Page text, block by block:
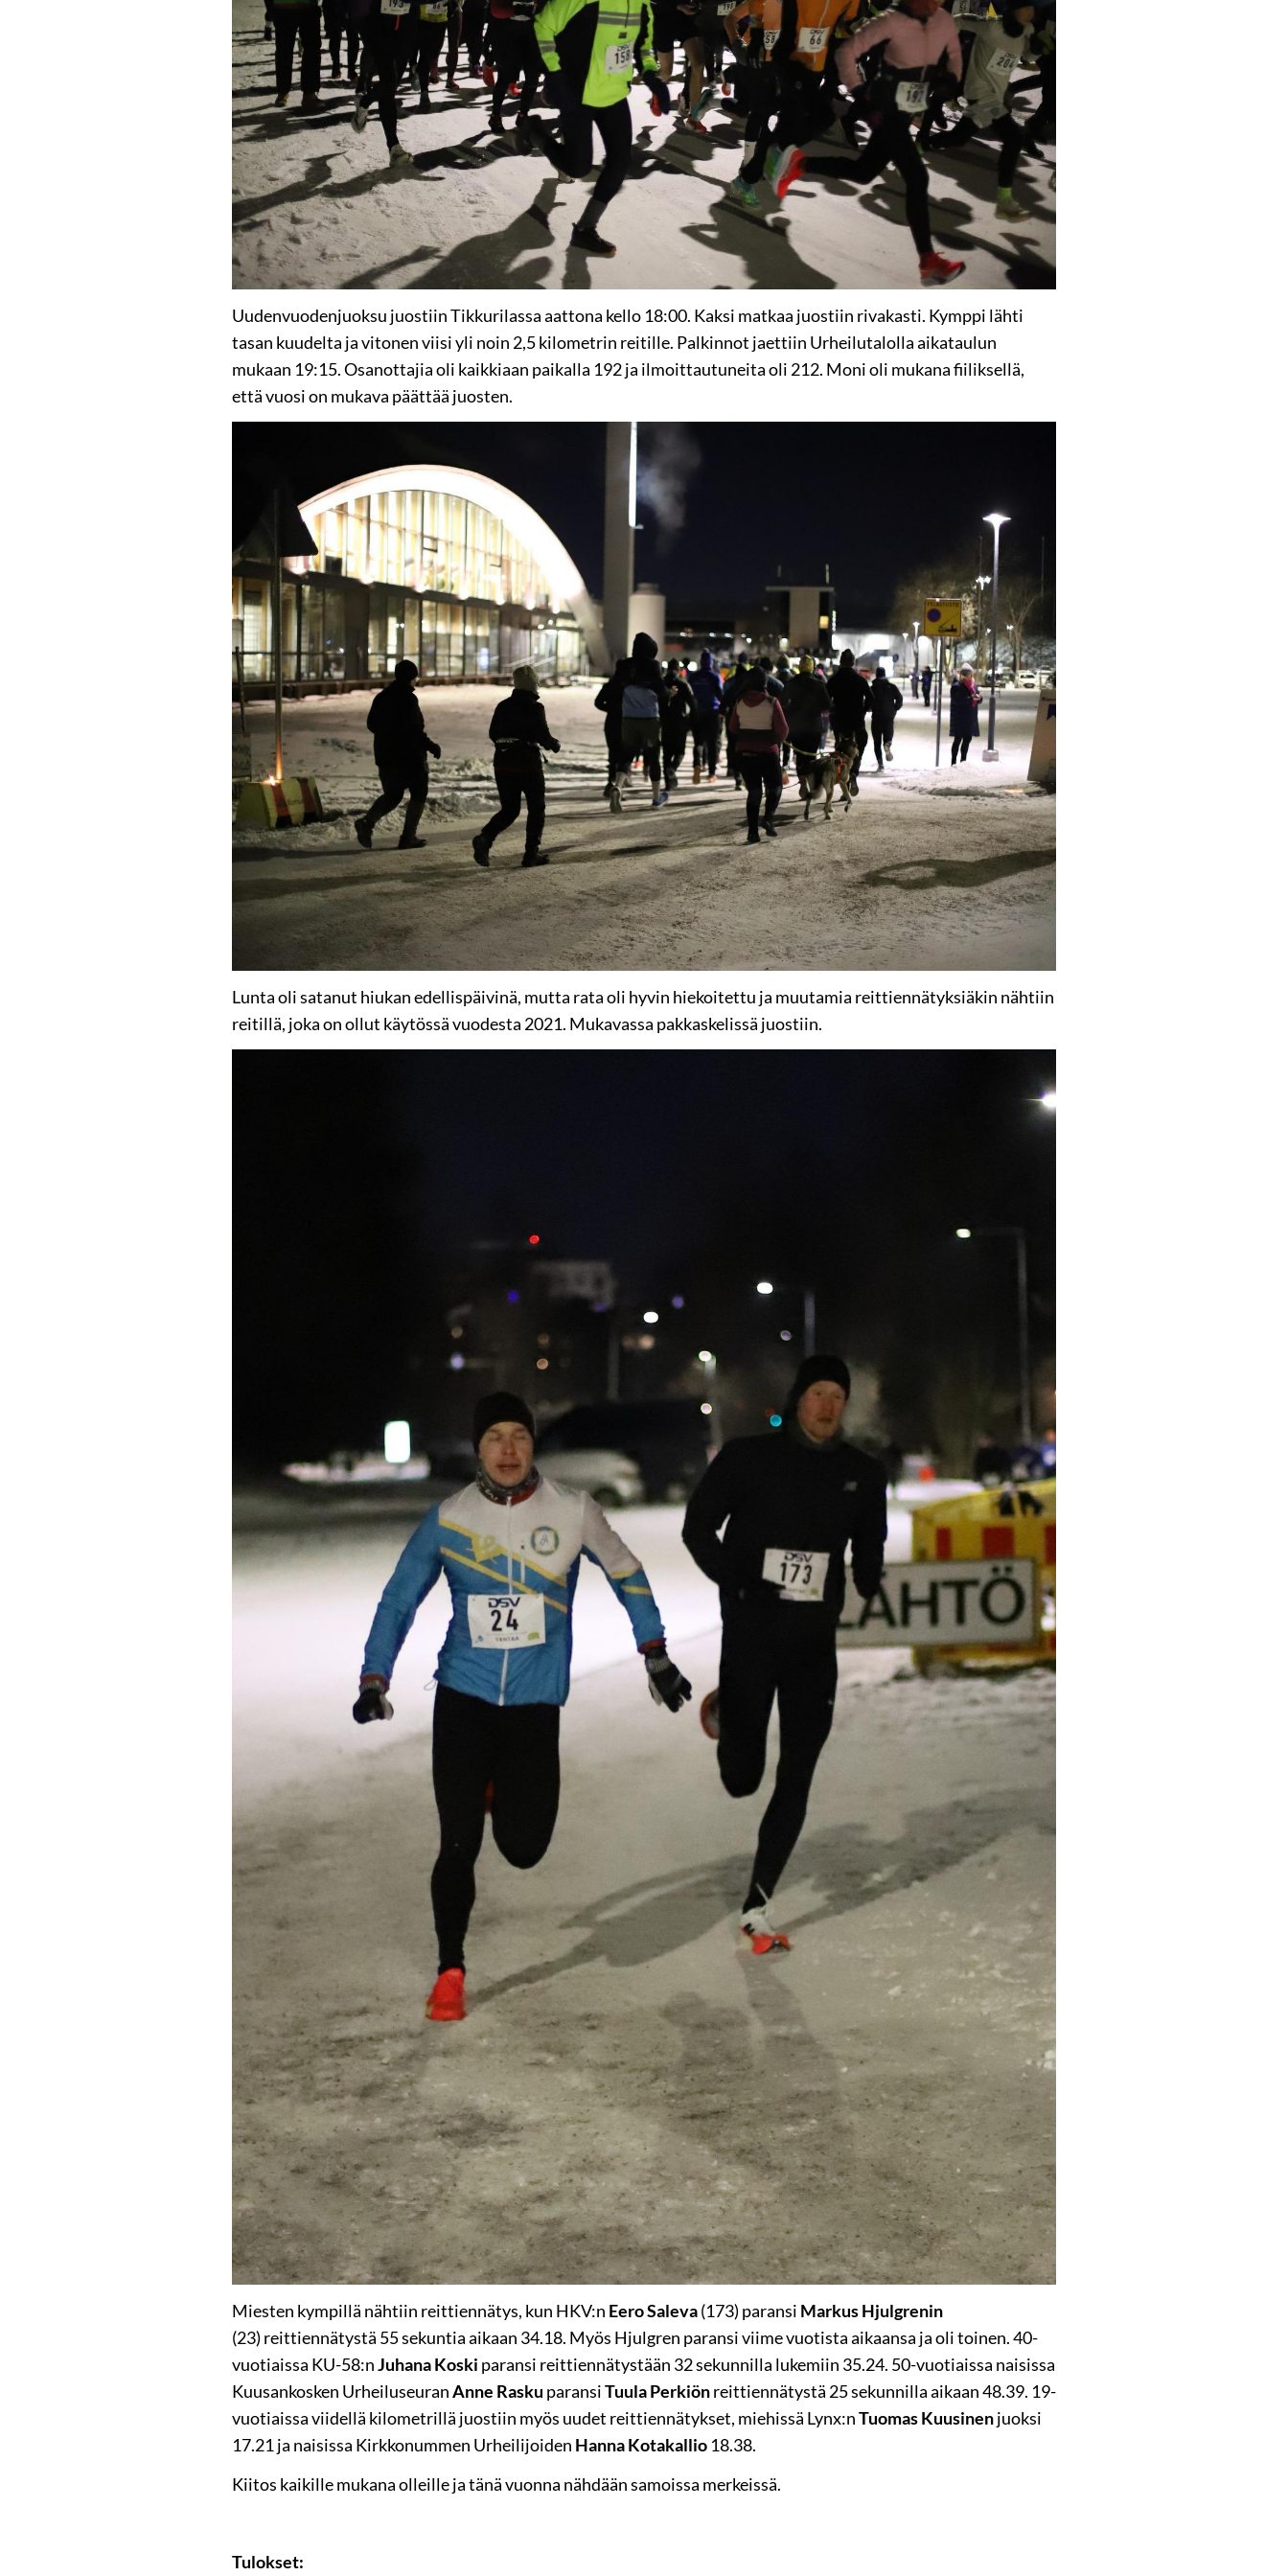
Uudenvuodenjuoksu juostiin Tikkurilassa aattona kello 18:00. Kaksi matkaa juostiin rivakasti. Kymppi lähti
tasan kuudelta ja vitonen viisi yli noin 2,5 kilometrin reitille. Palkinnot jaettiin Urheilutalolla aikataulun
mukaan 19:15. Osanottajia oli kaikkiaan paikalla 192 ja ilmoittautuneita oli 212. Moni oli mukana fiiliksellä,
että vuosi on mukava päättää juosten.
Lunta oli satanut hiukan edellispäivinä, mutta rata oli hyvin hiekoitettu ja muutamia reittiennätyksiäkin nähtiin
reitillä, joka on ollut käytössä vuodesta 2021. Mukavassa pakkaskelissä juostiin.
Miesten kympillä nähtiin reittiennätys, kun HKV:n Eero Saleva(173) paransi Markus Hjulgrenin
(23) reittiennätystä 55 sekuntia aikaan 34.18. Myös Hjulgren paransi viime vuotista aikaansa ja oli toinen. 40-
vuotiaissa KU-58:nJuhana Koski paransi reittiennätystään 32 sekunnilla lukemiin 35.24. 50-vuotiaissa naisissa
Kuusankosken UrheiluseuranAnne Rasku paransiTuula Perkiönreittiennätystä 25 sekunnilla aikaan 48.39. 19-
vuotiaissa viidellä kilometrillä juostiin myös uudet reittiennätykset, miehissä Lynx:nTuomas Kuusinenjuoksi
17.21 ja naisissa Kirkkonummen Urheilijoiden Hanna Kotakallio 18.38.
Kiitos kaikille mukana olleille ja tänä vuonna nähdään samoissa merkeissä.
Tulokset: